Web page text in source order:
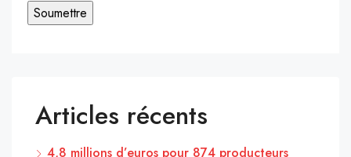
Articles récents
4,8 millions d’euros pour 874 producteurs